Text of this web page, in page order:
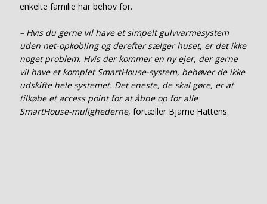
enkelte familie har behov for.
– Hvis du gerne vil have et simpelt gulvvarmesystem
uden net-opkobling og derefter sælger huset, er det ikke
noget problem. Hvis der kommer en ny ejer, der gerne
vil have et komplet SmartHouse-system, behøver de ikke
udskifte hele systemet. Det eneste, de skal gøre, er at
tilkøbe et access point for at åbne op for alle
SmartHouse-mulighederne, fortæller Bjarne Hattens.